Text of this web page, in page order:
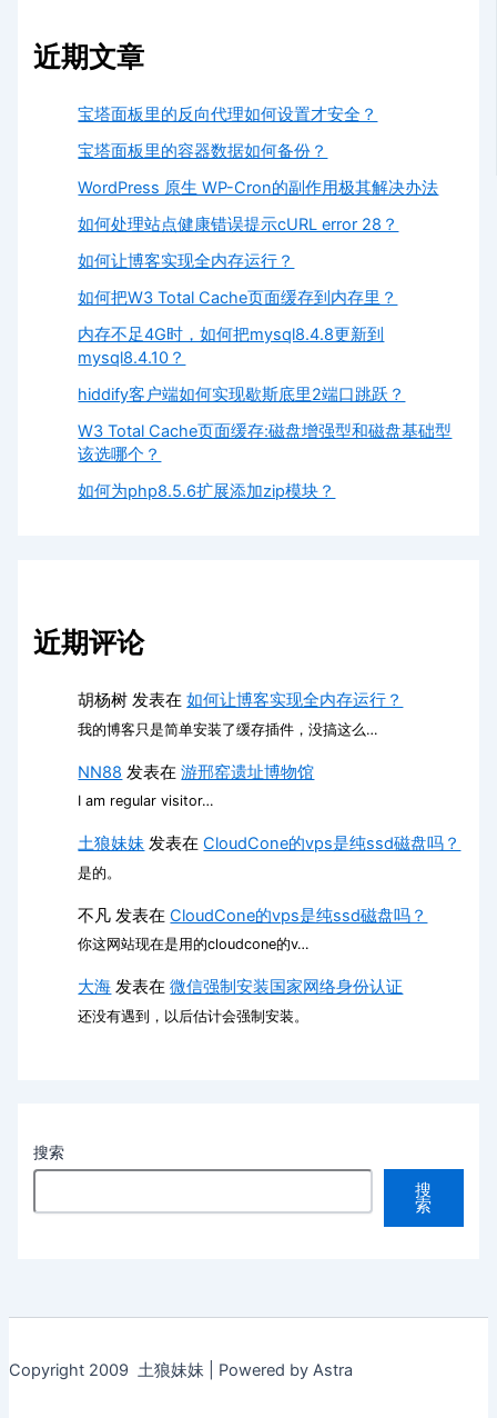
近期文章
宝塔面板里的反向代理如何设置才安全？
宝塔面板里的容器数据如何备份？
WordPress 原生 WP-Cron的副作用极其解决办法
如何处理站点健康错误提示cURL error 28？
如何让博客实现全内存运行？
如何把W3 Total Cache页面缓存到内存里？
内存不足4G时，如何把mysql8.4.8更新到
mysql8.4.10？
hiddify客户端如何实现歇斯底里2端口跳跃？
W3 Total Cache页面缓存:磁盘增强型和磁盘基础型
该选哪个？
如何为php8.5.6扩展添加zip模块？
近期评论
胡杨树 发表在如何让博客实现全内存运行？
我的博客只是简单安装了缓存插件，没搞这么…
NN88 发表在游邢窑遗址博物馆
I am regular visitor…
土狼妹妹 发表在CloudCone的vps是纯ssd磁盘吗？
是的。
不凡 发表在CloudCone的vps是纯ssd磁盘吗？
你这网站现在是用的cloudcone的v…
大海 发表在微信强制安装国家网络身份认证
还没有遇到，以后估计会强制安装。
搜索
搜
索
Copyright 2009 土狼妹妹 | Powered by Astra